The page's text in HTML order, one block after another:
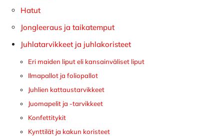
Hatut
Jongleeraus ja taikatemput
Juhlatarvikkeet ja juhlakoristeet
Eri maiden liput eli kansainväliset liput
Ilmapallot ja foliopallot
Juhlien kattaustarvikkeet
Juomapelit ja -tarvikkeet
Konfettitykit
Kynttilät ja kakun koristeet